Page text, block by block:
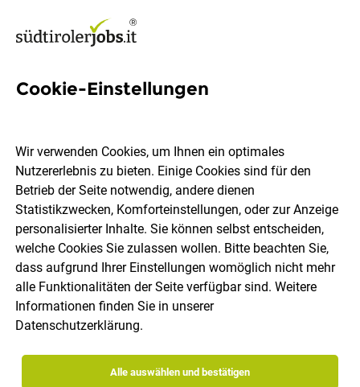
Junior Medien Designer*
ADDITIVE
Bozen, Lana Vollzeit Praktikum 13.07.2026
Cookie-Einstellungen
Wir verwenden Cookies, um Ihnen ein optimales
Nutzererlebnis zu bieten. Einige Cookies sind für den
Betrieb der Seite notwendig, andere dienen
Statistikzwecken, Komforteinstellungen, oder zur Anzeige
personalisierter Inhalte. Sie können selbst entscheiden,
welche Cookies Sie zulassen wollen. Bitte beachten Sie,
dass aufgrund Ihrer Einstellungen womöglich nicht mehr
alle Funktionalitäten der Seite verfügbar sind. Weitere
Informationen finden Sie in unserer
Datenschutzerklärung.
Alle auswählen und bestätigen